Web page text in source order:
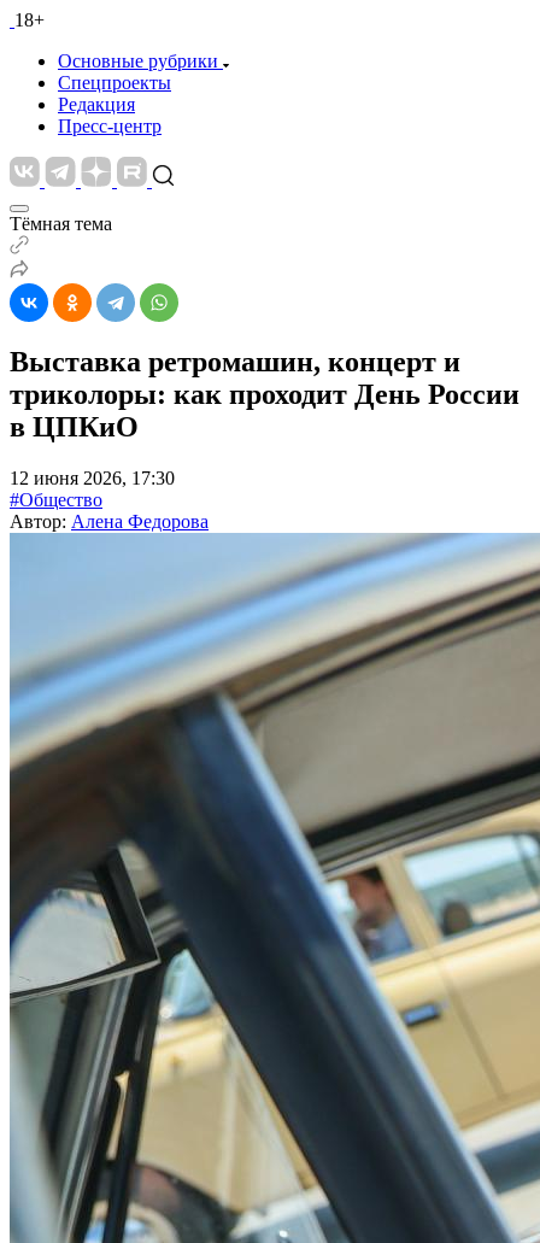
18+
Основные рубрики
Спецпроекты
Редакция
Пресс-центр
Тёмная тема
Выставка ретромашин, концерт и
триколоры: как проходит День России
в ЦПКиО
12 июня 2026, 17:30
#Общество
Автор: Алена Федорова